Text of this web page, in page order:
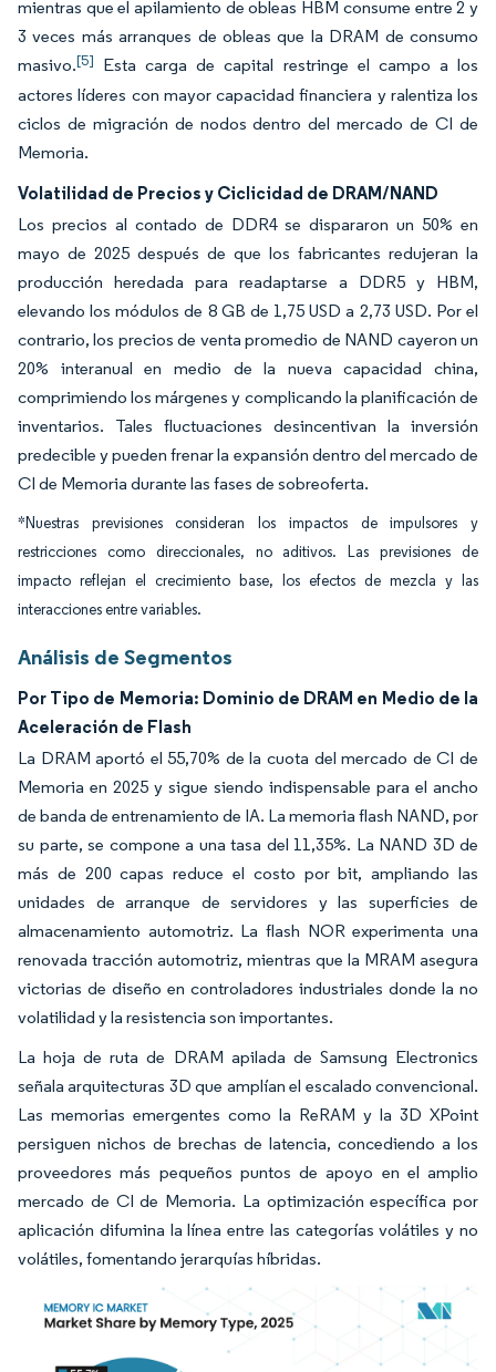
mientras que el apilamiento de obleas HBM consume entre 2 y
3 veces más arranques de obleas que la DRAM de consumo
masivo.[5] Esta carga de capital restringe el campo a los
actores líderes con mayor capacidad financiera y ralentiza los
ciclos de migración de nodos dentro del mercado de CI de
Memoria.
Volatilidad de Precios y Ciclicidad de DRAM/NAND
Los precios al contado de DDR4 se dispararon un 50% en
mayo de 2025 después de que los fabricantes redujeran la
producción heredada para readaptarse a DDR5 y HBM,
elevando los módulos de 8 GB de 1,75 USD a 2,73 USD. Por el
contrario, los precios de venta promedio de NAND cayeron un
20% interanual en medio de la nueva capacidad china,
comprimiendo los márgenes y complicando la planificación de
inventarios. Tales fluctuaciones desincentivan la inversión
predecible y pueden frenar la expansión dentro del mercado de
CI de Memoria durante las fases de sobreoferta.
*Nuestras previsiones consideran los impactos de impulsores y
restricciones como direccionales, no aditivos. Las previsiones de
impacto reflejan el crecimiento base, los efectos de mezcla y las
interacciones entre variables.
Análisis de Segmentos
Por Tipo de Memoria: Dominio de DRAM en Medio de la
Aceleración de Flash
La DRAM aportó el 55,70% de la cuota del mercado de CI de
Memoria en 2025 y sigue siendo indispensable para el ancho
de banda de entrenamiento de IA. La memoria flash NAND, por
su parte, se compone a una tasa del 11,35%. La NAND 3D de
más de 200 capas reduce el costo por bit, ampliando las
unidades de arranque de servidores y las superficies de
almacenamiento automotriz. La flash NOR experimenta una
renovada tracción automotriz, mientras que la MRAM asegura
victorias de diseño en controladores industriales donde la no
volatilidad y la resistencia son importantes.
La hoja de ruta de DRAM apilada de Samsung Electronics
señala arquitecturas 3D que amplían el escalado convencional.
Las memorias emergentes como la ReRAM y la 3D XPoint
persiguen nichos de brechas de latencia, concediendo a los
proveedores más pequeños puntos de apoyo en el amplio
mercado de CI de Memoria. La optimización específica por
aplicación difumina la línea entre las categorías volátiles y no
volátiles, fomentando jerarquías híbridas.